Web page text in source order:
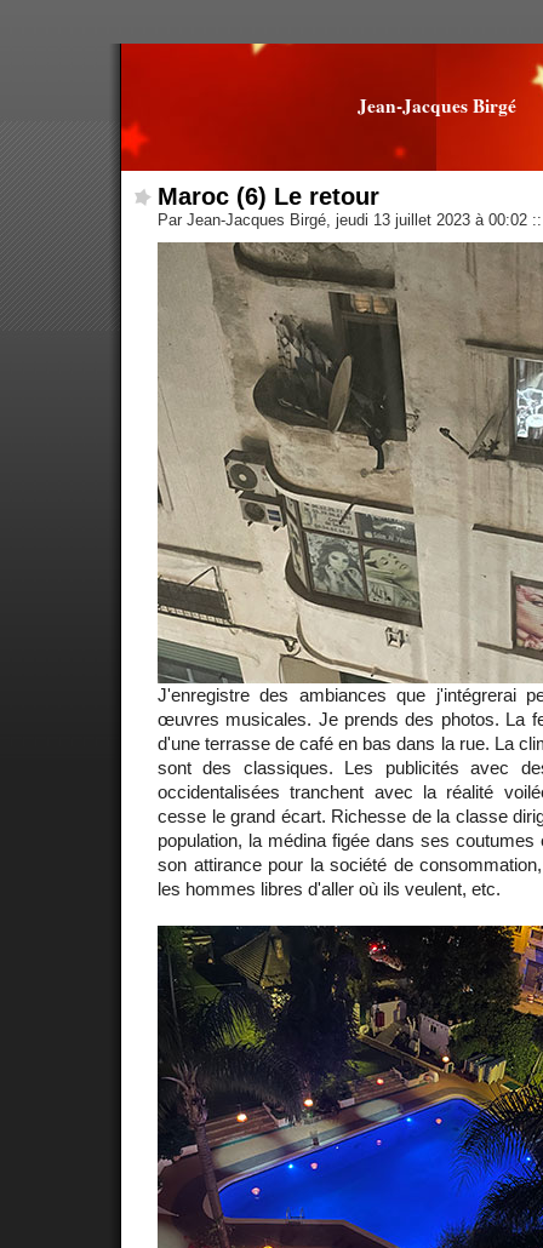
Jean-Jacques Birgé
Maroc (6) Le retour
Par Jean-Jacques Birgé, jeudi 13 juillet 2023 à 00:02 ::
J'enregistre des ambiances que j'intégrerai
œuvres musicales. Je prends des photos. La
d'une terrasse de café en bas dans la rue. La
sont des classiques. Les publicités avec
occidentalisées tranchent avec la réalité
cesse le grand écart. Richesse de la classe
population, la médina figée dans ses
son attirance pour la société de
les hommes libres d'aller où ils veulent, etc.